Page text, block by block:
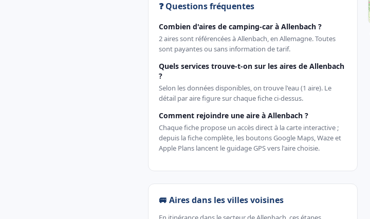
❓ Questions fréquentes
Combien d'aires de camping-car à Allenbach ?
2 aires sont référencées à Allenbach, en Allemagne. Toutes
sont payantes ou sans information de tarif.
Quels services trouve-t-on sur les aires de Allenbach
?
Selon les données disponibles, on trouve l'eau (1 aire). Le
détail par aire figure sur chaque fiche ci-dessus.
Comment rejoindre une aire à Allenbach ?
Chaque fiche propose un accès direct à la carte interactive ;
depuis la fiche complète, les boutons Google Maps, Waze et
Apple Plans lancent le guidage GPS vers l'aire choisie.
🚐 Aires dans les villes voisines